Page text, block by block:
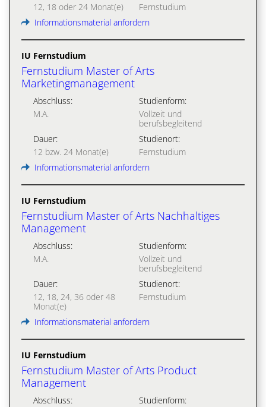
12, 18 oder 24 Monat(e)
Fernstudium
Informationsmaterial anfordern
IU Fernstudium
Fernstudium Master of Arts
Marketingmanagement
Abschluss:
M.A.
Studienform:
Vollzeit und
berufsbegleitend
Dauer:
12 bzw. 24 Monat(e)
Studienort:
Fernstudium
Informationsmaterial anfordern
IU Fernstudium
Fernstudium Master of Arts Nachhaltiges
Management
Abschluss:
M.A.
Studienform:
Vollzeit und
berufsbegleitend
Dauer:
12, 18, 24, 36 oder 48
Monat(e)
Studienort:
Fernstudium
Informationsmaterial anfordern
IU Fernstudium
Fernstudium Master of Arts Product
Management
Abschluss:
Studienform: